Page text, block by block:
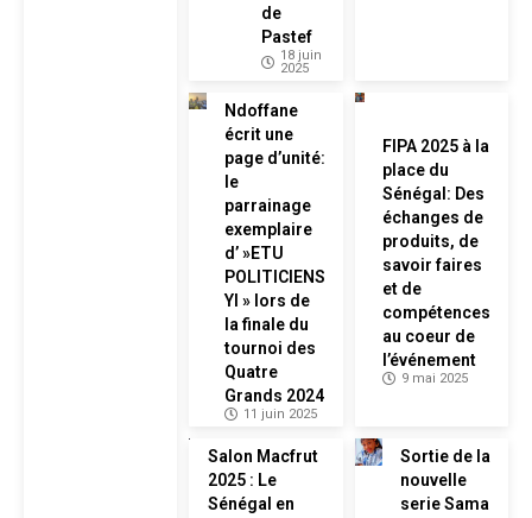
de
Pastef
18 juin
2025
Ndoffane
écrit une
page d’unité:
le
parrainage
exemplaire
d’ »ETU
POLITICIENS
YI » lors de
la finale du
tournoi des
Quatre
Grands 2024
11 juin 2025
FIPA 2025 à la
place du
Sénégal: Des
échanges de
produits, de
savoir faires
et de
compétences
au coeur de
l’événement
9 mai 2025
Salon Macfrut
2025 : Le
Sénégal en
Sortie de la
nouvelle
serie Sama